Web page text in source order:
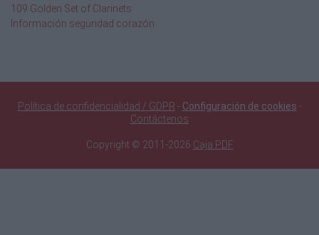
109 Golden Set of Clarinets
Información seguridad corazón
Política de confidencialidad / GDPR - Configuración de cookies -
Contáctenos
Copyright © 2011-2026 Caja PDF